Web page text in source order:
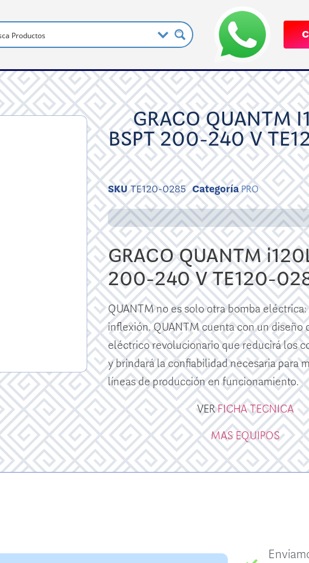
GRACO QUANTM
BSPT 200-240 V
SKUTE120-0285 CategoríaPRO
GRACO QUANTM
200-240 V TE120-
QUANTM no es solo otra bomba
inflexión. QUANTM cuenta con un diseño
eléctrico revolucionario que reducirá los
y brindará la confiabilidad necesaria para
líneas de producción en funcionamiento.
VERFICHA TECNICA
MAS EQUIPOS